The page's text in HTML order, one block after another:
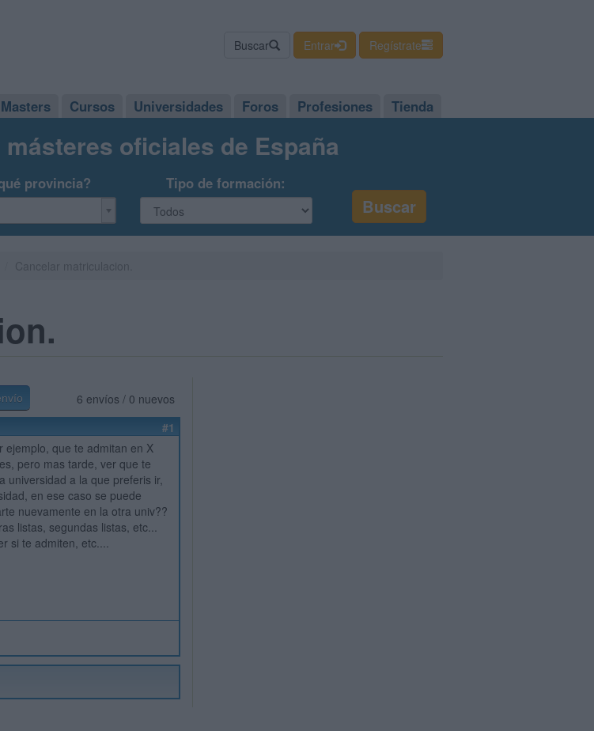
Buscar Entrar Regístrate
Masters Cursos Universidades Foros Profesiones Tienda
oficiales de España
provincia? Tipo de formación:
6 envíos / 0 nuevos
#1
ejemplo, que te admitan en X
pero mas tarde, ver que te
universidad a la que preferis ir,
en ese caso se puede
nuevamente en la otra univ??
listas, segundas listas, etc...
si te admiten, etc....